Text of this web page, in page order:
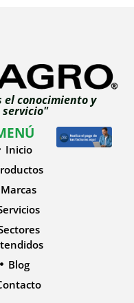
conocimiento y
Inicio
Marcas
Blog